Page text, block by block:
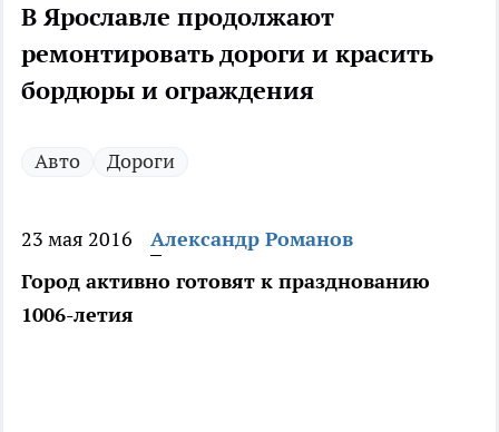
В Ярославле продолжают
ремонтировать дороги и красить
бордюры и ограждения
Авто Дороги
23 мая 2016
Александр Романов
Город активно готовят к празднованию
1006-летия